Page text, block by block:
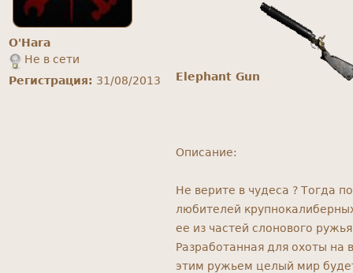
O'Hara
Не в сети
Регистрация: 31/08/2013 Elephant Gun
Описание:
Не верите в чудеса ? Тогда
любителей
ее из частей слонового
Разработанная для охоты
этим ружьем целый мир